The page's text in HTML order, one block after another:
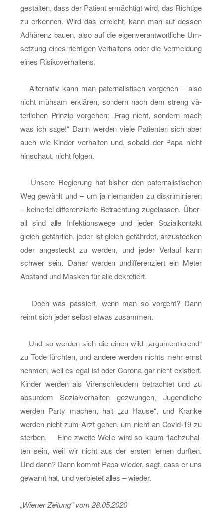
ge­stal­ten, dass der Pa­ti­ent er­mäch­tigt wird, das Rich­ti­ge
zu er­ken­nen. Wird das er­reicht, kann man auf des­sen
Ad­hä­renz bauen, also auf die ei­gen­ver­ant­wort­li­che Um­
set­zung eines rich­ti­gen Ver­hal­tens oder die Ver­mei­dung
eines Ri­si­ko­ver­hal­tens.
Al­ter­na­tiv kann man pa­ter­na­lis­tisch vor­ge­hen – also
nicht müh­sam er­klä­ren, son­dern nach dem streng vä­
ter­li­chen Prin­zip vor­ge­hen: „Frag nicht, son­dern mach
was ich sage!“ Dann wer­den viele Pa­ti­en­ten sich aber
auch wie Kin­der ver­hal­ten und, so­bald der Papa nicht
hin­schaut, nicht fol­gen.
Un­se­re Re­gie­rung hat bis­her den pa­ter­na­lis­ti­schen
Weg ge­wählt und – um ja nie­man­den zu dis­kri­mi­nie­ren
– kei­ner­lei dif­fe­ren­zier­te Be­trach­tung zu­ge­las­sen. Über­
all sind alle In­fek­ti­ons­we­ge und jeder So­zi­al­kon­takt
gleich ge­fähr­lich, jeder ist gleich ge­fähr­det, an­zu­ste­cken
oder an­ge­steckt zu wer­den, und jeder Ver­lauf kann
schwer sein. Daher wer­den un­dif­fe­ren­ziert ein Meter
Ab­stand und Mas­ken für alle de­kre­tiert.
Doch was pas­siert, wenn man so vor­geht? Dann
reimt sich jeder selbst etwas zu­sam­men.
Und so wer­den sich die einen wild „ar­gu­men­tie­rend“
zu Tode fürch­ten, und an­de­re wer­den nichts mehr ernst
neh­men, weil es egal ist oder Co­ro­na gar nicht exis­tiert.
Kin­der wer­den als Vi­ren­schleu­dern be­trach­tet und zu
ab­sur­dem So­zi­al­ver­hal­ten ge­zwun­gen, Ju­gend­li­che
wer­den Party ma­chen, halt „zu Hause“, und Kran­ke
wer­den nicht zum Arzt gehen, um nicht an Co­vid-19 zu
ster­ben. Eine zwei­te Welle wird so kaum flach­zu­hal­
ten sein, weil wir nicht aus der ers­ten ler­nen durf­ten.
Und dann? Dann kommt Papa wie­der, sagt, dass er uns
ge­warnt hat, und ver­bie­tet alles – wie­der.
„Wie­ner Zei­tung“ vom 28.05.2020